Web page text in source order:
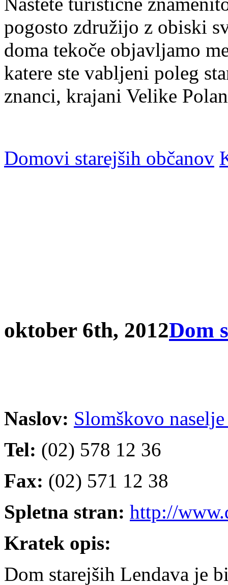
pogosto združijo z obiski
doma tekoče objavljamo
katere ste vabljeni poleg
znanci, krajani Velike
Domovi starejših občanov
oktober 6th, 2012Dom
Naslov: Slomškovo
Tel: (02) 578 12 36
Fax: (02) 571 12 38
Spletna stran: http://
Kratek opis:
Dom starejših Lendava je